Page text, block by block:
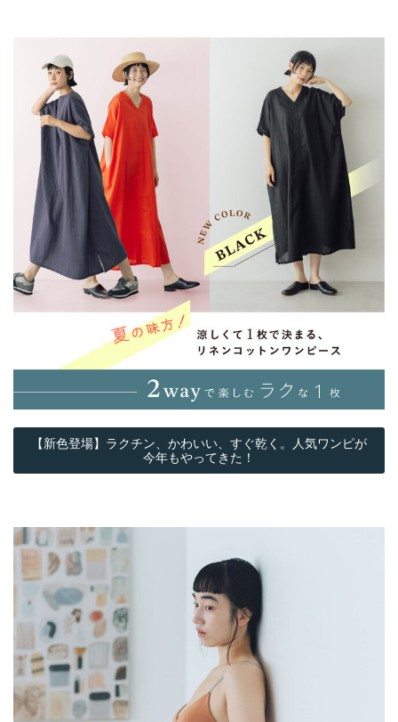
【新色登場】ラクチン、かわいい、すぐ乾く。人気ワンピが
今年もやってきた！